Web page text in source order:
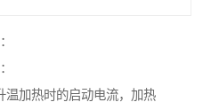
温加热时的启动电流，加热